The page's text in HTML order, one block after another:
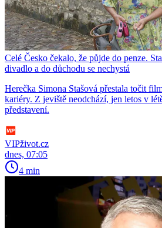
Celé Česko čekalo, že půjde do penze.
divadlo a do důchodu se nechystá
Herečka Simona Stašová přestala točit
kariéry. Z jeviště neodchází, jen letos v
představení.
VIPživot.cz
dnes, 07:05
4 min